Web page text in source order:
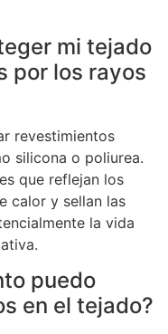
mi tejado
por los rayos
revestimientos
silicona o poliurea.
que reflejan los
calor y sellan las
la vida
puedo
en el tejado?